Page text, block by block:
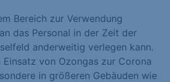
Bereich zur Verwendung
das Personal in der Zeit der
anderweitig verlegen kann.
von Ozongas zur Corona
in größeren Gebäuden wie